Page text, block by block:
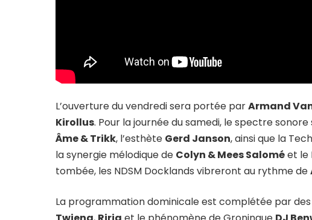
L’ouverture du vendredi sera portée parArmand
Kirollus. Pour la journée du samedi, le spectre
Âme & Trikk, l’esthète Gerd Janson, ainsi que la
la synergie mélodique de Colyn & Mees Saloméet le
tombée, les NDSM Docklands vibreront au rythme de
La programmation dominicale est complétée par